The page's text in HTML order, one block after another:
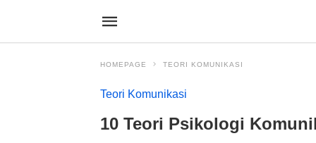
HOMEPAGE TEORI KOMUNIKASI
Teori Komunikasi
10 Teori Psikologi